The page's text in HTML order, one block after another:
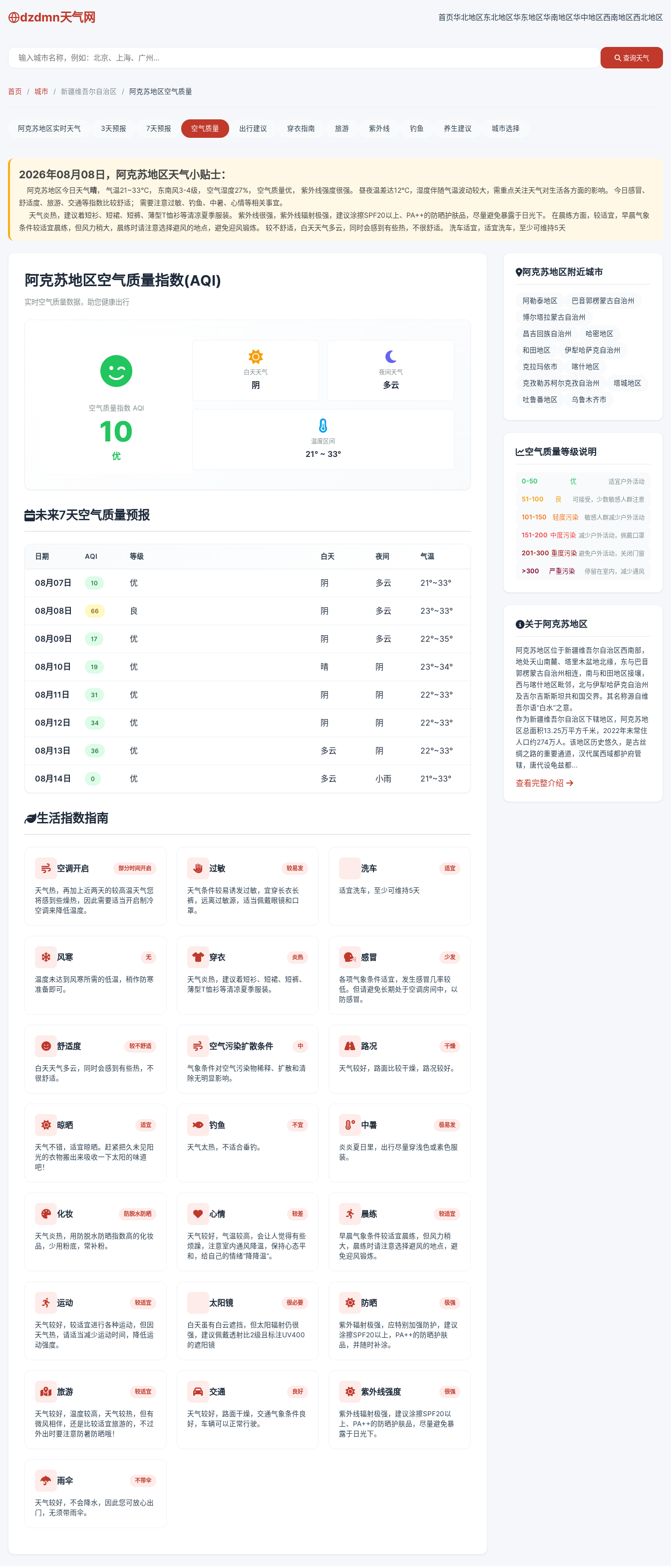
dzdmn天气网 首页华北地区东北地区华东地区华南地区华中地区西南地区西北地区
查询天气
首页 / 城市 / 新疆维吾尔自治区 / 阿克苏地区空气质量
阿克苏地区实时天气 3天预报 7天预报 空气质量 出行建议 穿衣指南 旅游 紫外线 钓鱼 养生建议 城市选择
2026年08月08日，阿克苏地区天气小贴士：
阿克苏地区今日天气晴， 气温21~33℃， 东南风3-4级， 空气湿度27%， 空气质量优， 紫外线强度很强。 昼夜温差达12℃，湿度伴随气温波动较大，需重点关注天气对生活各方面的影响。 今日感冒、
舒适度、旅游、交通等指数比较舒适； 需要注意过敏、钓鱼、中暑、心情等相关事宜。
天气炎热，建议着短衫、短裙、短裤、薄型T恤衫等清凉夏季服装。 紫外线很强，紫外线辐射极强，建议涂擦SPF20以上、PA++的防晒护肤品，尽量避免暴露于日光下。 在晨练方面，较适宜，早晨气象
条件较适宜晨练，但风力稍大，晨练时请注意选择避风的地点，避免迎风锻炼。 较不舒适，白天天气多云，同时会感到有些热，不很舒适。 洗车适宜，适宜洗车，至少可维持5天
阿克苏地区空气质量指数(AQI)
实时空气质量数据，助您健康出行
空气质量指数 AQI
10
优
白天天气
阴
夜间天气
多云
温度区间
21° ~ 33°
未来7天空气质量预报
日期 AQI 等级 白天 夜间 气温
08月07日 10 优 阴 多云 21°~33°
08月08日 66 良 阴 多云 23°~33°
08月09日 17 优 阴 多云 22°~35°
08月10日 19 优 晴 阴 23°~34°
08月11日 31 优 阴 阴 22°~33°
08月12日 34 优 阴 阴 22°~33°
08月13日 36 优 多云 阴 22°~33°
08月14日 0 优 多云 小雨 21°~33°
生活指数指南
空调开启 部分时间开启
天气热，再加上近两天的较高温天气您
将感到些燥热，因此需要适当开启制冷
空调来降低温度。
过敏 较易发
天气条件较易诱发过敏，宜穿长衣长
裤，远离过敏源，适当佩戴眼镜和口
罩。
洗车 适宜
适宜洗车，至少可维持5天
风寒 无
温度未达到风寒所需的低温，稍作防寒
准备即可。
穿衣 炎热
天气炎热，建议着短衫、短裙、短裤、
薄型T恤衫等清凉夏季服装。
感冒 少发
各项气象条件适宜，发生感冒几率较
低。但请避免长期处于空调房间中，以
防感冒。
舒适度 较不舒适
白天天气多云，同时会感到有些热，不
很舒适。
空气污染扩散条件 中
气象条件对空气污染物稀释、扩散和清
除无明显影响。
路况 干燥
天气较好，路面比较干燥，路况较好。
晾晒 适宜
天气不错，适宜晾晒。赶紧把久未见阳
光的衣物搬出来吸收一下太阳的味道
吧！
钓鱼 不宜
天气太热，不适合垂钓。
中暑 极易发
炎炎夏日里，出行尽量穿浅色或素色服
装。
化妆 防脱水防晒
天气炎热，用防脱水防晒指数高的化妆
品，少用粉底，常补粉。
心情 较差
天气较好，气温较高，会让人觉得有些
烦躁，注意室内通风降温，保持心态平
和，给自己的情绪“降降温”。
晨练 较适宜
早晨气象条件较适宜晨练，但风力稍
大，晨练时请注意选择避风的地点，避
免迎风锻炼。
运动 较适宜
天气较好，较适宜进行各种运动，但因
天气热，请适当减少运动时间，降低运
动强度。
太阳镜 很必要
白天虽有白云遮挡，但太阳辐射仍很
强，建议佩戴透射比2级且标注UV400
的遮阳镜
防晒 极强
紫外辐射极强，应特别加强防护，建议
涂擦SPF20以上，PA++的防晒护肤
品，并随时补涂。
旅游 较适宜
天气较好，温度较高，天气较热，但有
微风相伴，还是比较适宜旅游的，不过
外出时要注意防暑防晒哦！
交通 良好
天气较好，路面干燥，交通气象条件良
好，车辆可以正常行驶。
紫外线强度 很强
紫外线辐射极强，建议涂擦SPF20以
上、PA++的防晒护肤品，尽量避免暴
露于日光下。
雨伞 不带伞
天气较好，不会降水，因此您可放心出
门，无须带雨伞。
阿克苏地区附近城市
阿勒泰地区 巴音郭楞蒙古自治州
博尔塔拉蒙古自治州
昌吉回族自治州 哈密地区
和田地区 伊犁哈萨克自治州
克拉玛依市 喀什地区
克孜勒苏柯尔克孜自治州 塔城地区
吐鲁番地区 乌鲁木齐市
空气质量等级说明
0-50 优 适宜户外活动
51-100 良 可接受，少数敏感人群注意
101-150 轻度污染 敏感人群减少户外活动
151-200 中度污染 减少户外活动，佩戴口罩
201-300 重度污染 避免户外活动，关闭门窗
>300 严重污染 停留在室内，减少通风
关于阿克苏地区
阿克苏地区位于新疆维吾尔自治区西南部，
地处天山南麓、塔里木盆地北缘，东与巴音
郭楞蒙古自治州相连，南与和田地区接壤，
西与喀什地区毗邻，北与伊犁哈萨克自治州
及吉尔吉斯斯坦共和国交界。其名称源自维
吾尔语“白水”之意。
作为新疆维吾尔自治区下辖地区，阿克苏地
区总面积13.25万平方千米，2022年末常住
人口约274万人。该地区历史悠久，是古丝
绸之路的重要通道，汉代属西域都护府管
辖，唐代设龟兹都...
查看完整介绍